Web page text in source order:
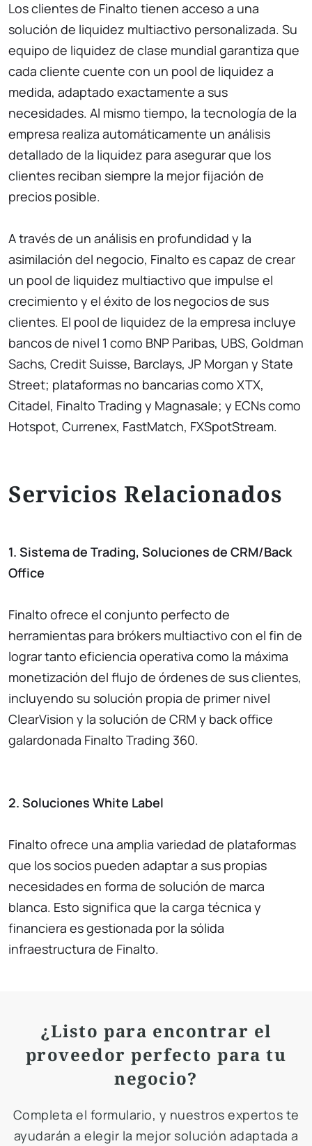
Los clientes de Finalto tienen acceso a una
solución de liquidez multiactivo personalizada. Su
equipo de liquidez de clase mundial garantiza que
cada cliente cuente con un pool de liquidez a
medida, adaptado exactamente a sus
necesidades. Al mismo tiempo, la tecnología de la
empresa realiza automáticamente un análisis
detallado de la liquidez para asegurar que los
clientes reciban siempre la mejor fijación de
precios posible.
A través de un análisis en profundidad y la
asimilación del negocio, Finalto es capaz de crear
un pool de liquidez multiactivo que impulse el
crecimiento y el éxito de los negocios de sus
clientes. El pool de liquidez de la empresa incluye
bancos de nivel 1 como BNP Paribas, UBS, Goldman
Sachs, Credit Suisse, Barclays, JP Morgan y State
Street; plataformas no bancarias como XTX,
Citadel, Finalto Trading y Magnasale; y ECNs como
Hotspot, Currenex, FastMatch, FXSpotStream.
Servicios Relacionados
1. Sistema de Trading, Soluciones de CRM/Back
Office
Finalto ofrece el conjunto perfecto de
herramientas para brókers multiactivo con el fin de
lograr tanto eficiencia operativa como la máxima
monetización del flujo de órdenes de sus clientes,
incluyendo su solución propia de primer nivel
ClearVision y la solución de CRM y back office
galardonada Finalto Trading 360.
2. Soluciones White Label
Finalto ofrece una amplia variedad de plataformas
que los socios pueden adaptar a sus propias
necesidades en forma de solución de marca
blanca. Esto significa que la carga técnica y
financiera es gestionada por la sólida
infraestructura de Finalto.
¿Listo para encontrar el
proveedor perfecto para tu
negocio?
Completa el formulario, y nuestros expertos te
ayudarán a elegir la mejor solución adaptada a